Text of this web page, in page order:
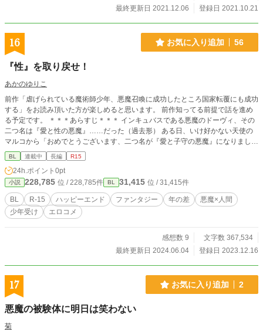
最終更新日 2021.12.06 登録日 2021.10.21
16 お気に入り追加 56
『性』を取り戻せ！
あかのゆりこ
前作「虐げられている魔術師少年、悪魔召喚に成功したところ国家転覆にも成功
する」をお読み頂いた方が楽しめると思います。 前作知ってる前提で話を進め
る予定です。 ＊＊＊あらすじ＊＊＊ インキュバスである悪魔のドーヴィ、その
二つ名は『愛と性の悪魔』……だった（過去形） ある日、いけ好かない天使の
マルコから「おめでとうございます、二つ名が『愛と子守の悪魔』になりました
よ」ととても良い笑顔とともに告げられる。 マジかよふざけんなクソが！とキ
レたドーヴィは、現契約主のグレン（16歳）に手を出すことを決意。 ドーヴィ
は果たしてコンプライアンスに違反しない程度にグレンとエッチな事ができるの
か！？ ＊＊＊概要＊＊＊ 悪魔のドーヴィが無垢なグレン少年の体にエッチな事
を教え込んでR15の範囲内で開発しちゃう感じのお話になりますたぶん。目指せ
開発済み処女。 ・基本、二人のイチャラブ日常をだらだら書く感じです （スケ
ベ度が低くてもここはR15だから泣かない） ・全編コメディですエロコメです
露出等一切無し、あくまでもR15止まり （R18指摘くらったら大人しくR18いき
あるかも） 2023.12.18 すみませんんん！！R-15って言っておきながら作品自体
のレーティングが全年齢向けになってました。R15に修正しました。まあまだち
ゅっちゅしてるだけだからセーフだよね……！
BL 連載中 長編 R15
24h.ポイント 0pt
小説 228,785 位 / 228,785件 BL 31,415 位 / 31,415件
BL R-15 ハッピーエンド ファンタジー 年の差
悪魔×人間
少年受け
エロコメ
感想数 9
文字数 367,534
最終更新日 2024.06.04
登録日 2023.12.16
17 お気に入り追加 2
悪魔の被験体に明日は笑わない
菊